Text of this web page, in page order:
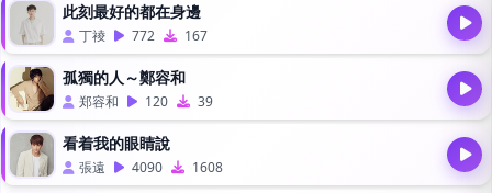
此刻最好的都在身邊
丁祾 772 167
孤獨的人～鄭容和
郑容和 120 39
看着我的眼睛說
張遠 4090 1608